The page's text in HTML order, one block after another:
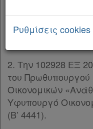
Κυβερνήσεως και
όπως
2. Την 102928 ΕΞ
του Πρωθυπουργού
Οικονομικών
Υφυπουργό
(Β’ 4441).
Ρυθμίσεις cookies